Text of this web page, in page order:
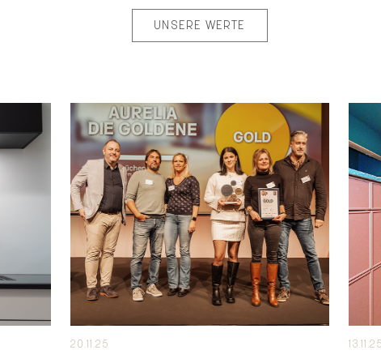
UNSERE WERTE
20.11.25